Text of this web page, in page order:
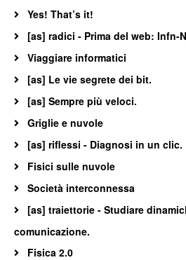
Yes! That’s it!
[as] radici - Prima del web: Infn-
Viaggiare informatici
[as] Le vie segrete dei bit.
[as] Sempre più veloci.
Griglie e nuvole
[as] riflessi - Diagnosi in un clic.
Fisici sulle nuvole
Società interconnessa
[as] traiettorie - Studiare
comunicazione.
Fisica 2.0